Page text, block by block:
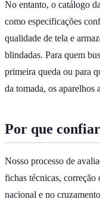
No entanto, o catálogo
como especificações
qualidade de tela e
blindadas. Para quem
primeira queda ou para
da tomada, os aparelhos
Por que
Nosso processo de
fichas técnicas, correção
nacional e no